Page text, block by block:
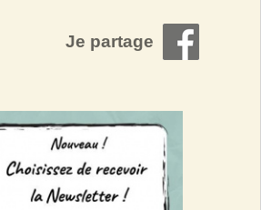
Je partage